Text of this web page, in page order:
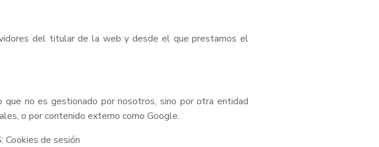
del titular de la web y desde el que prestamos el
no es gestionado por nosotros, sino por otra entidad
o por contenido externo como Google.
de sesión